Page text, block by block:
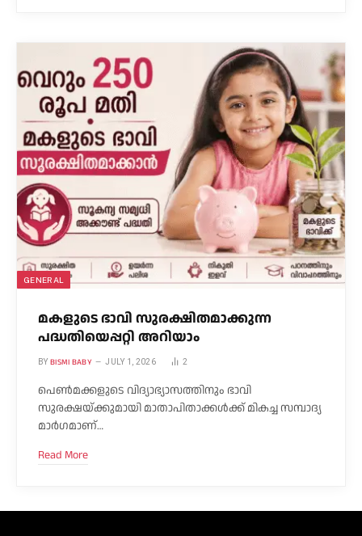
GENERAL
മകളുടെ ഭാവി സുരക്ഷിതമാക്കുന്ന
പദ്ധതിയെപ്പറ്റി അറിയാം
BY BISMI BABY JULY 1, 2026 2
പെൺമക്കളുടെ വിദ്യാഭ്യാസത്തിനും ഭാവി
സുരക്ഷയ്ക്കുമായി മാതാപിതാക്കൾക്ക് മികച്ച സമ്പാദ്യ
മാർഗമാണ്…
Read More